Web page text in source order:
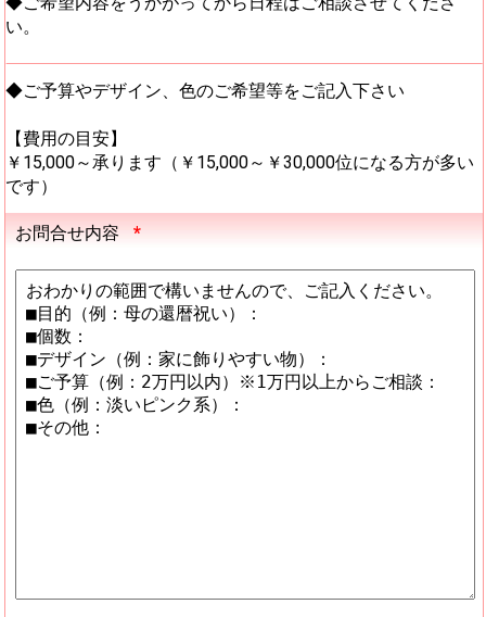
い。
◆ご予算やデザイン、色のご希望等をご記入下さい
【費用の目安】
￥15,000～承ります（￥15,000～￥30,000位になる方が多い
です）
お問合せ内容 *